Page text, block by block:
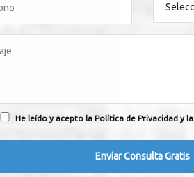
He leído y acepto la Política de Privacidad y